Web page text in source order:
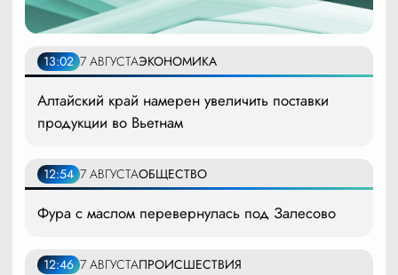
13:02 7 АВГУСТАЭКОНОМИКА
Алтайский край намерен увеличить поставки
продукции во Вьетнам
12:54 7 АВГУСТАОБЩЕСТВО
Фура с маслом перевернулась под Залесово
12:46 7 АВГУСТАПРОИСШЕСТВИЯ